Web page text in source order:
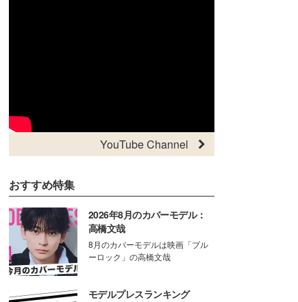
YouTube Channel
おすすめ特集
2026年8月のカバーモデル：
高橋文哉
8月のカバーモデルは映画「ブル
ーロック」の高橋文哉
モデルプレスランキング